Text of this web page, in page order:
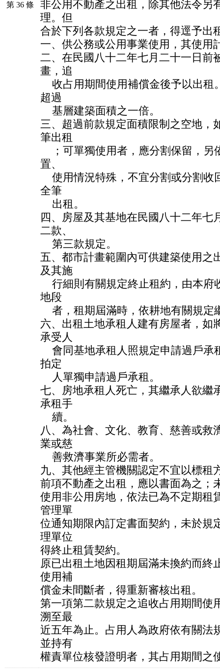
第 36 條
非公用不動產之出租，除其他法令另
理。但
合於下列各款規定之一者，得逕予出
一、供公務或公用事業使用，其使用
二、在民國八十二年七月二十一日前
畫，追
收占用期間使用補償金後予以出租
超過
基層建築面積之一倍。
三、超過前款規定面積限制之空地，
筆出租
；可單獨使用者，應分割保留，另
置、
使用情況特殊，不宜分割或分割收
全筆
出租。
四、房屋及其基地在民國八十二年七
二款、
第三款規定。
五、都市計畫範圍內可供建築使用之
及其施
行細則有關規定終止租約，由本府
地段
者，租期屆滿時，依耕地有關規定
六、出租土地承租人建有房屋者，如
承受人
會同基地承租人照規定申請過戶承
拍定
人單獨申請過戶承租。
七、房地承租人死亡，其繼承人欲繼
承租手
續。
八、為社會、文化、教育、慈善或救
業或慈
善救濟事業所必需者。
九、其他經主管機關認定不宜以標租
前項不動產之出租，應以書面為之；
使用非公用房地，依法已為不定期租
管理單
位通知期限內訂定書面契約，未於規
理單位
得終止租賃契約。
原已出租土地因租期屆滿未換約而終
使用補
償金未間斷者，得重新審核出租。
第一項第二款規定之追收占用期間使
溯至最
近五年為止。占用人為政府依有關法
並持有
權責單位核發證明者，其占用期間之